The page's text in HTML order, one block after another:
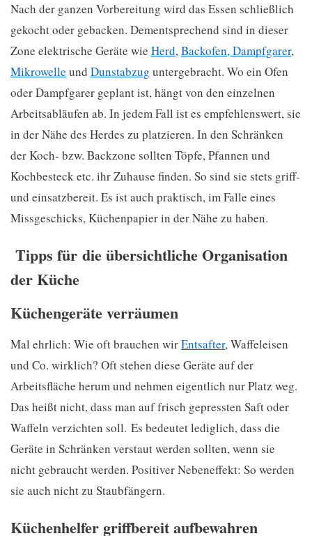
Nach der ganzen Vorbereitung wird das Essen schließlich
gekocht oder gebacken. Dementsprechend sind in dieser
Zone elektrische Geräte wie Herd,Backofen, Dampfgarer,
Mikrowelle und Dunstabzug untergebracht. Wo ein Ofen
oder Dampfgarer geplant ist, hängt von den einzelnen
Arbeitsabläufen ab. In jedem Fall ist es empfehlenswert, sie
in der Nähe des Herdes zu platzieren. In den Schränken
der Koch- bzw. Backzone sollten Töpfe, Pfannen und
Kochbesteck etc. ihr Zuhause finden. So sind sie stets griff-
und einsatzbereit. Es ist auch praktisch, im Falle eines
Missgeschicks, Küchenpapier in der Nähe zu haben.
Tipps für die übersichtliche Organisation
der Küche
Küchengeräte verräumen
Mal ehrlich: Wie oft brauchen wirEntsafter, Waffeleisen
und Co. wirklich? Oft stehen diese Geräte auf der
Arbeitsfläche herum und nehmen eigentlich nur Platz weg.
Das heißt nicht, dass man auf frisch gepressten Saft oder
Waffeln verzichten soll. Es bedeutet lediglich, dass die
Geräte in Schränken verstaut werden sollten, wenn sie
nicht gebraucht werden. Positiver Nebeneffekt: So werden
sie auch nicht zu Staubfängern.
Küchenhelfer griffbereit aufbewahren